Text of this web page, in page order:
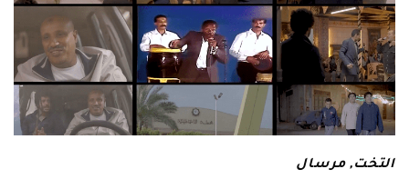
التخت,مرسال